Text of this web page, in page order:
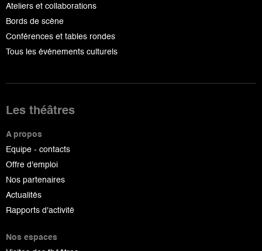
Ateliers et collaborations
Bords de scène
Conférences et tables rondes
Tous les événements culturels
Les théâtres
A propos
Equipe - contacts
Offre d'emploi
Nos partenaires
Actualités
Rapports d'activité
Nos espaces